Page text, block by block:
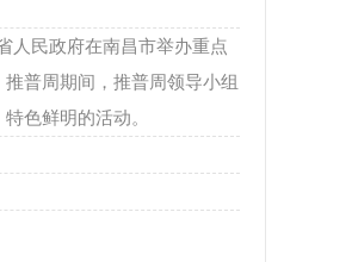
人民政府在南昌市举办重点
普周期间，推普周领导小组
色鲜明的活动。